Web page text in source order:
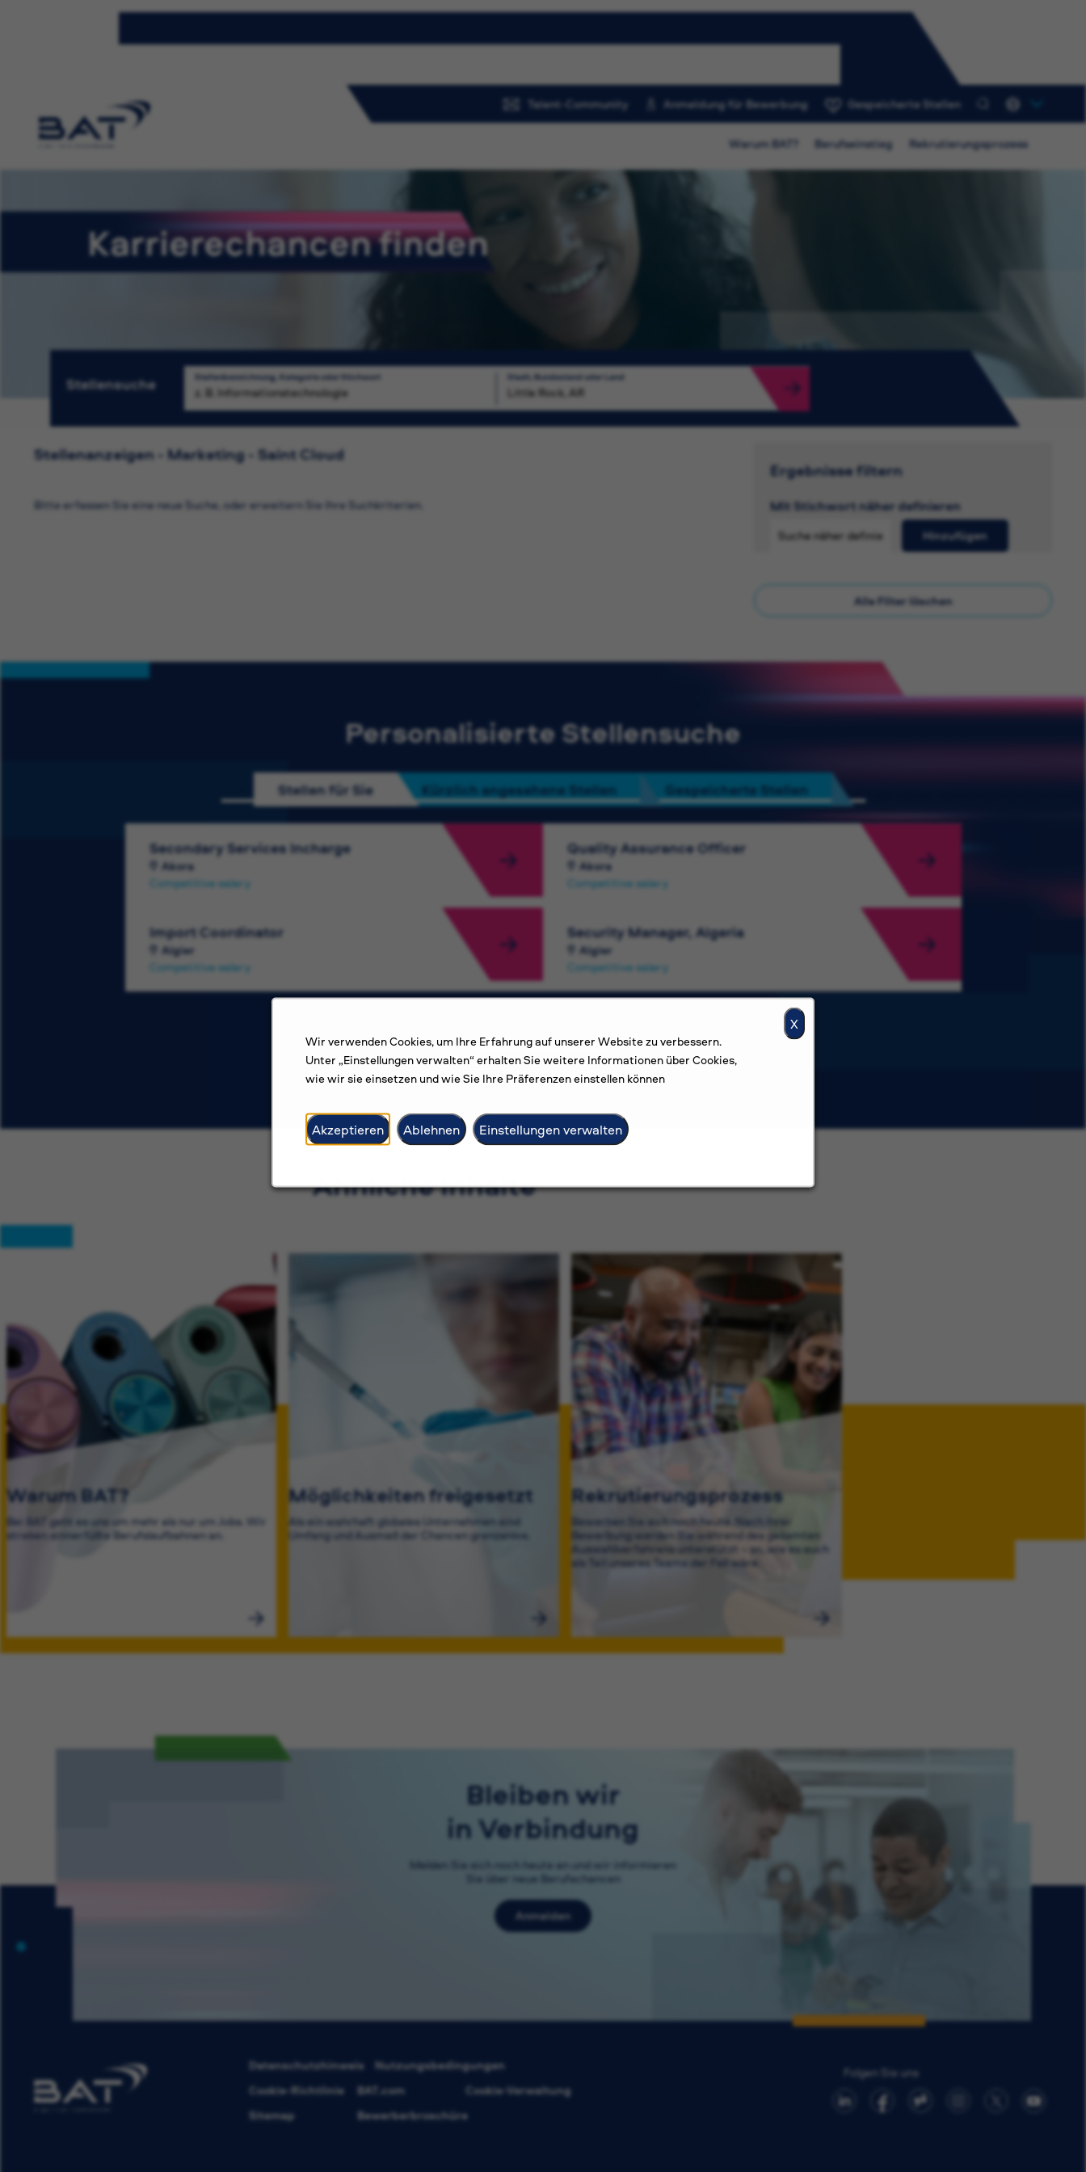
X
Wir verwenden Cookies, um Ihre Erfahrung auf unserer Website zu verbessern.
Unter „Einstellungen verwalten“ erhalten Sie weitere Informationen über Cookies,
wie wir sie einsetzen und wie Sie Ihre Präferenzen einstellen können
Akzeptieren Ablehnen Einstellungen verwalten
Talent-Community Anmeldung für Bewerbung Gespeicherte Stellen
Warum BAT? Berufseinstieg Rekrutierungsprozess
Karrierechancen finden
Stellensuche Stellenbezeichnung, Kategorie oder Stichwort Stadt, Bundesland oder Land
Stellenanzeigen - Marketing - Saint Cloud
Bitte erfassen Sie eine neue Suche, oder erweitern Sie Ihre Suchkriterien.
Ergebnisse filtern
Mit Stichwort näher definieren
Hinzufügen
Alle Filter löschen
Personalisierte Stellensuche
Stellen für Sie Kürzlich angesehene Stellen Gespeicherte Stellen
Secondary Services Incharge
Akora
Competitive salary
Quality Assurance Officer
Akora
Competitive salary
Import Coordinator
Algier
Competitive salary
Security Manager, Algeria
Algier
Competitive salary
Weitere Stellen ansehen
Ähnliche Inhalte
Warum BAT?
Bei BAT geht es uns um mehr als nur um Jobs. Wir
streben sinnerfüllte Berufslaufbahnen an.
Möglichkeiten freigesetzt
Als ein wahrhaft globales Unternehmen sind
Umfang und Ausmaß der Chancen grenzenlos.
Rekrutierungsprozess
Bewerben Sie sich noch heute. Nach Ihrer
Bewerbung werden Sie während des gesamten
Auswahlverfahrens unterstützt – so, wie es auch
als Teil unseres Teams der Fall wäre.
Bleiben wir
in Verbindung
Melden Sie sich noch heute an und wir informieren
Sie über neue Berufschancen
Anmelden
Datenschutzhinweis
Nutzungsbedingungen
Cookie-Richtlinie
BAT.com
Cookie-Verwaltung
Sitemap
Bewerberbroschüre
Folgen Sie uns